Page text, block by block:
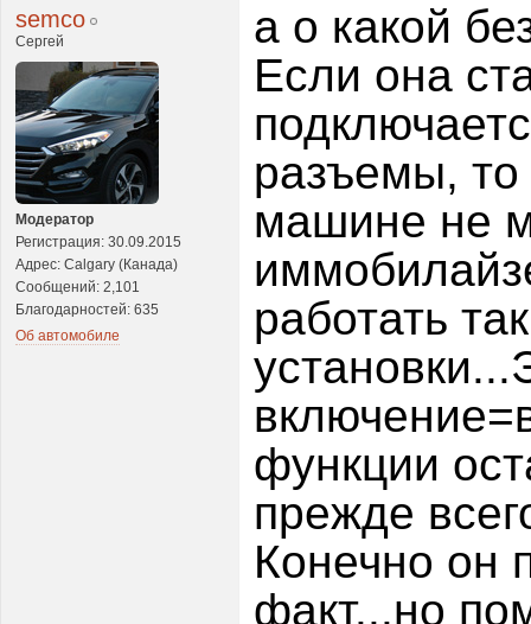
semco
Сергей
Модератор
Регистрация: 30.09.2015
Адрес: Calgary (Канада)
Сообщений: 2,101
Благодарностей: 635
Об автомобиле
а о какой
Если она
разъемы, то
машине не
работать
функции
прежде
Конечно он
факт...но